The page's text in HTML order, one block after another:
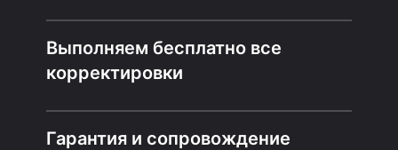
Выполняем бесплатно все
корректировки
Гарантия и сопровождение